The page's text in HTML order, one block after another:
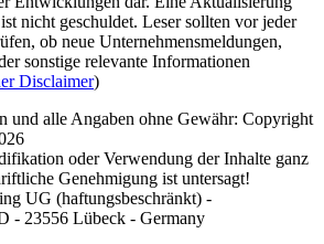
nicht geschuldet. Leser sollten vor jeder
ob neue Unternehmensmeldungen,
sonstige relevante Informationen
Disclaimer)
und alle Angaben ohne Gewähr: Copyright
oder Verwendung der Inhalte ganz
Genehmigung ist untersagt!
UG (haftungsbeschränkt) -
- 23556 Lübeck - Germany